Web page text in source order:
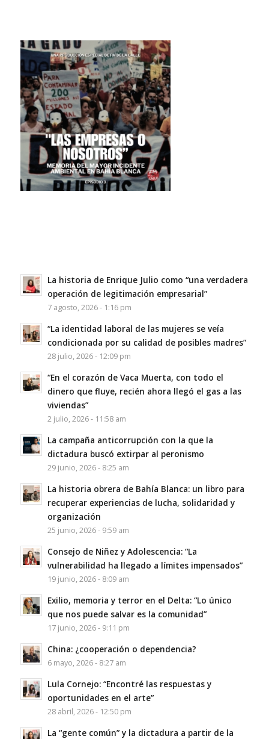
La historia de Enrique Julio como “una verdadera
operación de legitimación empresarial”
7 agosto, 2026 - 1:16 pm
“La identidad laboral de las mujeres se veía
condicionada por su calidad de posibles madres”
28 julio, 2026 - 12:09 pm
“En el corazón de Vaca Muerta, con todo el
dinero que fluye, recién ahora llegó el gas a las
viviendas”
2 julio, 2026 - 11:58 am
La campaña anticorrupción con la que la
dictadura buscó extirpar al peronismo
29 junio, 2026 - 8:25 am
La historia obrera de Bahía Blanca: un libro para
recuperar experiencias de lucha, solidaridad y
organización
25 junio, 2026 - 9:59 am
Consejo de Niñez y Adolescencia: “La
vulnerabilidad ha llegado a límites impensados”
19 junio, 2026 - 8:09 am
Exilio, memoria y terror en el Delta: “Lo único
que nos puede salvar es la comunidad”
17 junio, 2026 - 9:11 pm
China: ¿cooperación o dependencia?
6 mayo, 2026 - 8:27 am
Lula Cornejo: “Encontré las respuestas y
oportunidades en el arte”
28 abril, 2026 - 12:50 pm
La “gente común” y la dictadura a partir de la